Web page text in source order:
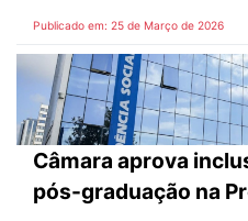
Publicado em: 25 de Março de 2026
Câmara aprova
pós-graduação na